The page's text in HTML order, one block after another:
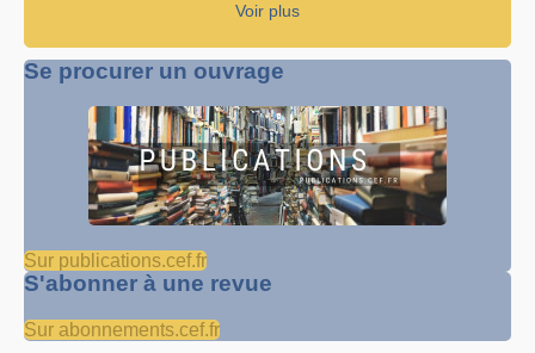
Voir plus
Se procurer un ouvrage
Sur publications.cef.fr
S'abonner à une revue
Sur abonnements.cef.fr